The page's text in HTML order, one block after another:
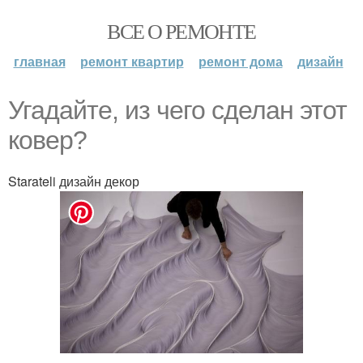
ВСЕ О РЕМОНТЕ
главная ремонт квартир ремонт дома дизайн
Угадайте, из чего сделан этот
ковер?
Starateli дизайн декор